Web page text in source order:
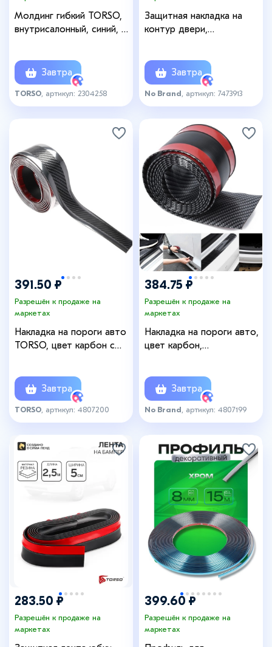
Молдинг гибкий TORSO,
внутрисалонный, синий, 5
Завтра
TORSO , артикул: 2304258
Защитная накладка на
контур двери,
Завтра
No Brand , артикул: 7473913
391.50 ₽
Разрешён к продаже на
маркетах
Накладка на пороги авто
TORSO, цвет карбон с
Завтра
TORSO , артикул: 4807200
384.75 ₽
Разрешён к продаже на
маркетах
Накладка на пороги авто,
цвет карбон,
Завтра
No Brand , артикул: 4807199
283.50 ₽
Разрешён к продаже на
маркетах
399.60 ₽
Разрешён к продаже на
маркетах